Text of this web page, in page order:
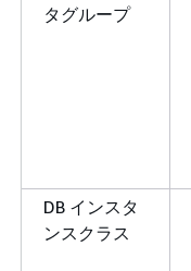
タグループ
DB インスタ
ンスクラス